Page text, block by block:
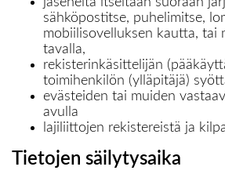
sähköpostitse, puhelimitse,
mobiilisovelluksen kautta, tai
tavalla,
rekisterinkäsittelijän
toimihenkilön (ylläpitäjä)
evästeiden tai muiden
avulla
lajiliittojen rekistereistä ja
Tietojen säilytysaika